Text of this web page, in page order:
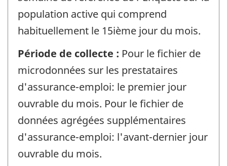
population active qui comprend
habituellement le 15ième jour du mois.
Période de collecte : Pour le fichier de
microdonnées sur les prestataires
d'assurance-emploi: le premier jour
ouvrable du mois. Pour le fichier de
données agrégées supplémentaires
d'assurance-emploi: l'avant-dernier jour
ouvrable du mois.